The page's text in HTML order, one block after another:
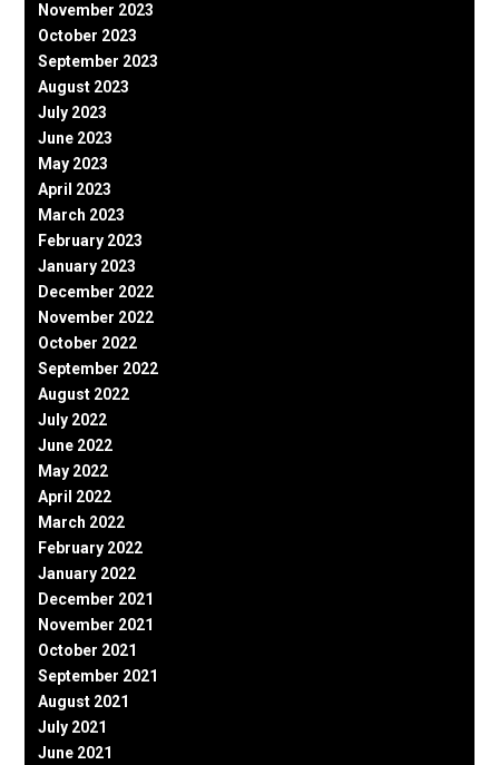
November 2023
October 2023
September 2023
August 2023
July 2023
June 2023
May 2023
April 2023
March 2023
February 2023
January 2023
December 2022
November 2022
October 2022
September 2022
August 2022
July 2022
June 2022
May 2022
April 2022
March 2022
February 2022
January 2022
December 2021
November 2021
October 2021
September 2021
August 2021
July 2021
June 2021